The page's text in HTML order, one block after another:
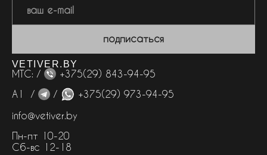
подписаться
VETIVER.BY
МТС: /
+375(29) 843-94-95
А1 /
/
+375(29) 973-94-95
info@vetiver.by
Пн-пт 10-20
Сб-вс 12-18